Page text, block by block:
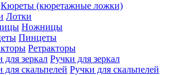
Кюреты (кюретажные ложки)
Лотки
Ножницы
Пинцеты
Ретракторы
Ручки для зеркал
Ручки для скальпелей